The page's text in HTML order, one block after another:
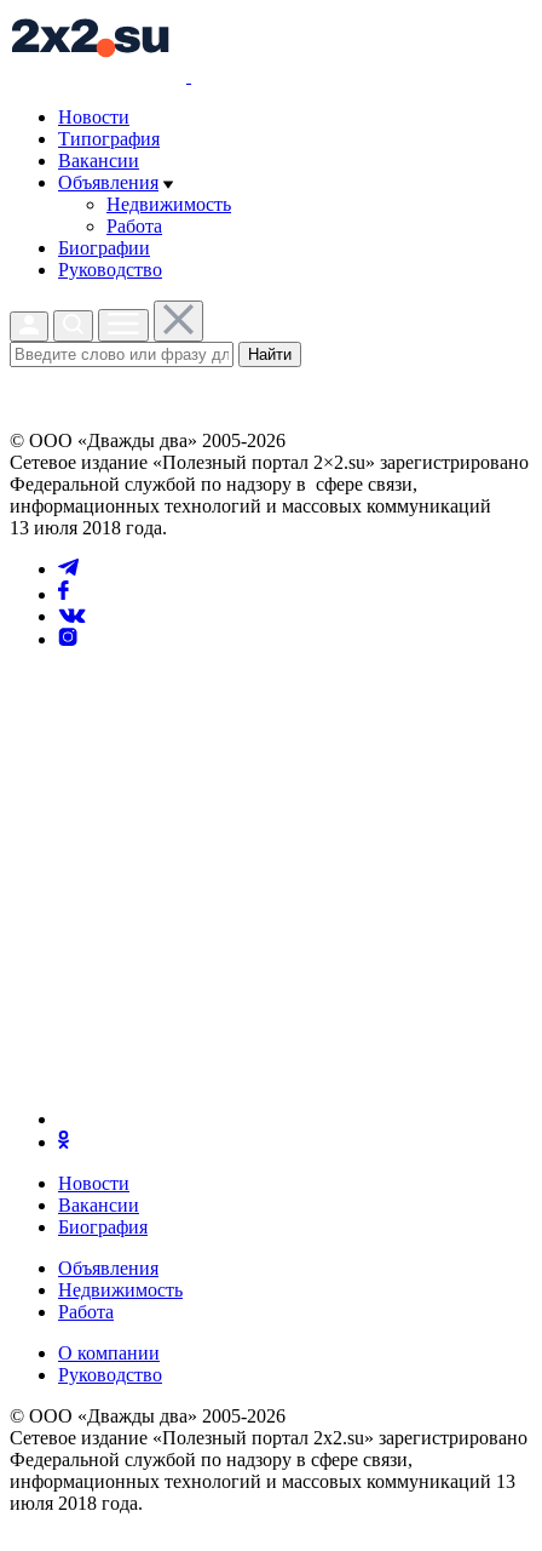
Новости
Типография
Вакансии
Объявления
Недвижимость
Работа
Биографии
Руководство
Найти
© ООО «Дважды два» 2005-2026
Сетевое издание «Полезный портал 2×2.su» зарегистрировано
Федеральной службой по надзору в сфере связи,
информационных технологий и массовых коммуникаций
13 июля 2018 года.
Новости
Вакансии
Биография
Объявления
Недвижимость
Работа
О компании
Руководство
© ООО «Дважды два» 2005-2026
Сетевое издание «Полезный портал 2x2.su» зарегистрировано
Федеральной службой по надзору в сфере связи,
информационных технологий и массовых коммуникаций 13
июля 2018 года.